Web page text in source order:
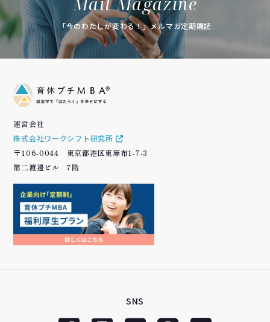
「今のわたしが変わる！」メルマガ定期購読
運営会社
株式会社ワークシフト研究所
〒106-0044 東京都港区東麻布1-7-3
第二渡邊ビル 7階
SNS